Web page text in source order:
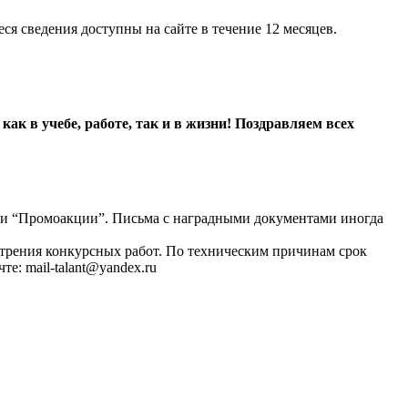
сведения доступны на сайте в течение 12 месяцев.
в учебе, работе, так и в жизни! Поздравляем всех
“Промоакции”. Письма с наградными документами иногда
конкурсных работ. По техническим причинам срок
mail-talant@yandex.ru